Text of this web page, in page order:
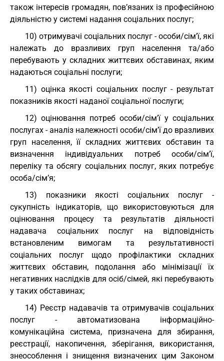
також інтересів громадян, пов’язаних із професійною
діяльністю у системі надання соціальних послуг;
10) отримувачі соціальних послуг - особи/сім’ї, які
належать до вразливих груп населення та/або
перебувають у складних життєвих обставинах, яким
надаються соціальні послуги;
11) оцінка якості соціальних послуг - результат
показників якості наданої соціальної послуги;
12) оцінювання потреб особи/сім’ї у соціальних
послугах - аналіз належності особи/сім’ї до вразливих
груп населення, її складних життєвих обставин та
визначення індивідуальних потреб особи/сім’ї,
переліку та обсягу соціальних послуг, яких потребує
особа/сім’я;
13) показники якості соціальних послуг -
сукупність індикаторів, що використовуються для
оцінювання процесу та результатів діяльності
надавача соціальних послуг на відповідність
встановленим вимогам та результативності
соціальних послуг щодо профілактики складних
життєвих обставин, подолання або мінімізації їх
негативних наслідків для осіб/сімей, які перебувають
у таких обставинах;
14) Реєстр надавачів та отримувачів соціальних
послуг - автоматизована інформаційно-
комунікаційна система, призначена для збирання,
реєстрації, накопичення, зберігання, використання,
знеособлення і знищення визначених цим Законом